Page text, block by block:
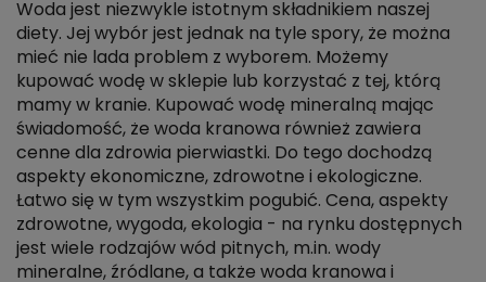
Woda jest niezwykle istotnym składnikiem naszej
diety. Jej wybór jest jednak na tyle spory, że można
mieć nie lada problem z wyborem. Możemy
kupować wodę w sklepie lub korzystać z tej, którą
mamy w kranie. Kupować wodę mineralną mając
świadomość, że woda kranowa również zawiera
cenne dla zdrowia pierwiastki. Do tego dochodzą
aspekty ekonomiczne, zdrowotne i ekologiczne.
Łatwo się w tym wszystkim pogubić. Cena, aspekty
zdrowotne, wygoda, ekologia - na rynku dostępnych
jest wiele rodzajów wód pitnych, m.in. wody
mineralne, źródlane, a także woda kranowa i